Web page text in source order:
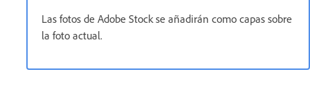
Las fotos de Adobe Stock se añadirán como capas sobre
la foto actual.